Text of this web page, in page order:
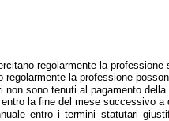
regolarmente la
regolarmente la professione
sono tenuti al pagamento della
la fine del mese successivo
entro i termini statutari